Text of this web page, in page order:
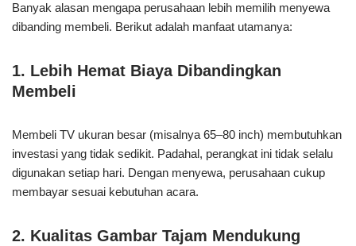
Banyak alasan mengapa perusahaan lebih memilih menyewa
dibanding membeli. Berikut adalah manfaat utamanya:
1. Lebih Hemat Biaya Dibandingkan
Membeli
Membeli TV ukuran besar (misalnya 65–80 inch) membutuhkan
investasi yang tidak sedikit. Padahal, perangkat ini tidak selalu
digunakan setiap hari. Dengan menyewa, perusahaan cukup
membayar sesuai kebutuhan acara.
2. Kualitas Gambar Tajam Mendukung